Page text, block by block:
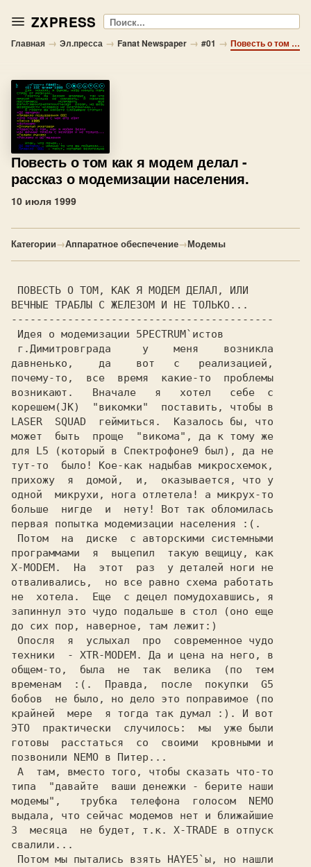
ZXPRESS Поиск
Главная → Эл.пресса → Fanat Newspaper → #01 → Повесть о том как я модем делал - рассказ о модемизации населения.
Повесть о том как я модем делал -
рассказ о модемизации населения.
10 июля 1999
Категории→Аппаратное обеспечение→Модемы
давненько,    да    вот   с   реализацией,
почему-то,  все  время  какие-то  проблемы
возникают.   Вначале   я   хотел   себе  с
корешем(JK)  "викомки"  поставить, чтобы в
LASER  SQUAD  геймиться.  Казалось бы, что
может  быть  проще  "викома", да к тому же
для L5 (который в Спектрофоне9 был), да не
тут-то  было! Кое-как надыбав микросхемок,
прихожу  я  домой,  и,  оказывается, что у
больше  нигде  и  нету! Вот так обломилась
первая попытка модемизации населения :(.
программами  я  выцепил  такую вещицу, как
X-MODEM.  На  этот  раз  у деталей ноги не
отваливались,  но все равно схема работать
не  хотела.  Еще  с децел помудохавшись, я
запиннул это чудо подальше в стол (оно еще
до сих пор, наверное, там лежит:)
техники  - XTR-MODEM. Да и цена на него, в
общем-то,  была  не  так  велика  (по  тем
временам  :(.  Правда,  после  покупки  G5
бобов  не было, но дело это поправимое (по
крайней  мере  я тогда так думал :). И вот
ЭТО  практически  случилось:  мы  уже были
готовы  расстаться  со  своими  кровными и
позвонили NEMO в Питер...
типа  "давайте  ваши денежки - берите наши
модемы",   трубка  телефона  голосом  NEMO
3  месяца  не будет, т.к. X-TRADE в отпуск
свалили...